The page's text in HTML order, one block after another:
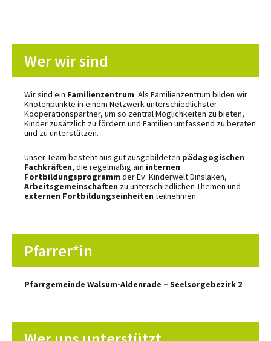
Wer wir sind
Wir sind ein Familienzentrum. Als Familienzentrum bilden wir
Knotenpunkte in einem Netzwerk unterschiedlichster
Kooperationspartner, um so zentral Möglichkeiten zu bieten,
Kinder zusätzlich zu fördern und Familien umfassend zu beraten
und zu unterstützen.
Unser Team besteht aus gut ausgebildeten pädagogischen
Fachkräften, die regelmäßig am internen
Fortbildungsprogramm der Ev. Kinderwelt Dinslaken,
Arbeitsgemeinschaften zu unterschiedlichen Themen und
externen Fortbildungseinheiten teilnehmen.
Pfarrer*in
Pfarrgemeinde Walsum-Aldenrade – Seelsorgebezirk 2